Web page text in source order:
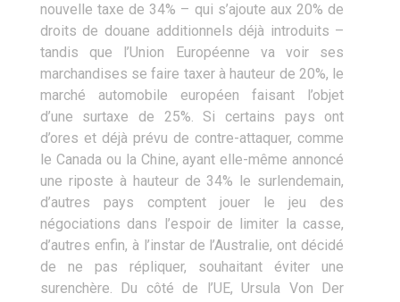
nouvelle taxe de 34% – qui s’ajoute aux 20% de
droits de douane additionnels déjà introduits –
tandis que l’Union Européenne va voir ses
marchandises se faire taxer à hauteur de 20%, le
marché automobile européen faisant l’objet
d’une surtaxe de 25%. Si certains pays ont
d’ores et déjà prévu de contre-attaquer, comme
le Canada ou la Chine, ayant elle-même annoncé
une riposte à hauteur de 34% le surlendemain,
d’autres pays comptent jouer le jeu des
négociations dans l’espoir de limiter la casse,
d’autres enfin, à l’instar de l’Australie, ont décidé
de ne pas répliquer, souhaitant éviter une
surenchère. Du côté de l’UE, Ursula Von Der